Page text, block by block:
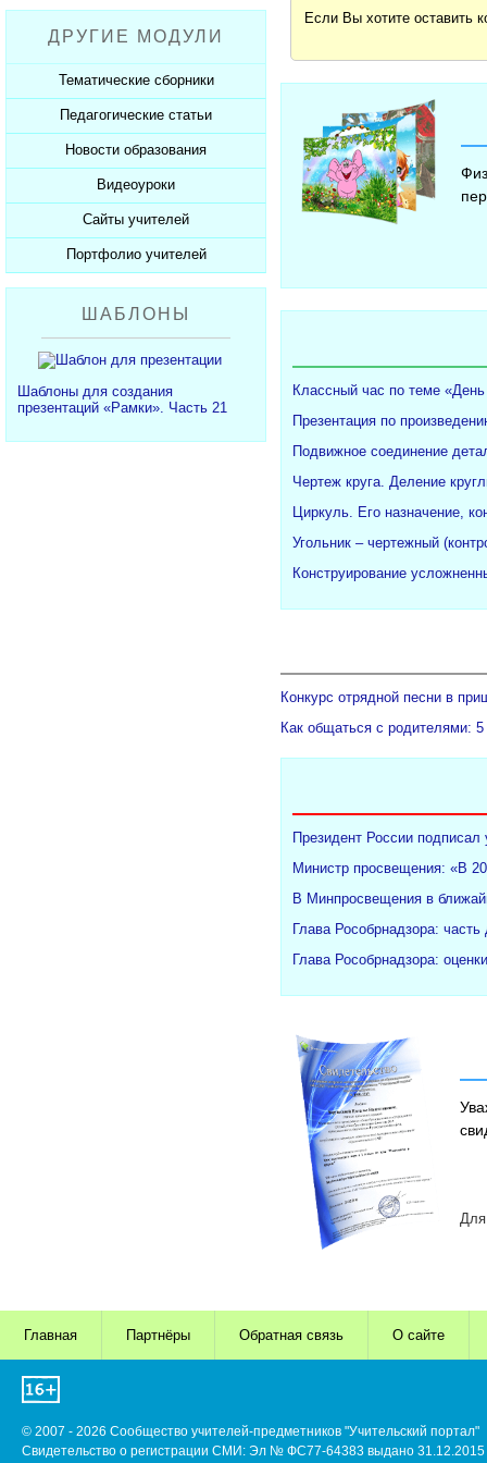
Пожарная безопасность
СанПиНы
Должностные обязанности
Планы, справки, протоколы
Презентации к Дню матери
Презентации к Новому году
Презентации к 23 февраля
Презентации к 8 марта
Презентации к Дню Победы
350 лет Петру I
Разработки учащихся
Софт для учителя
ДРУГИЕ МОДУЛИ
Тематические сборники
Сборники презентаций
Педагогические статьи
Каталог статей
Добавить статью
Новости образования
Новости образования
Видеоуроки
Видеоуроки ЕГЭ и ОГЭ
Сайты учителей
Каталог сайтов
Добавить сайт
Портфолио учителей
Каталог портфолио
Добавить портфолио
ШАБЛОНЫ
Шаблоны для создания
презентаций «Рамки». Часть 21
Если Вы хотите оставить
Классный час по теме
Презентация по
Подвижное соединение
Чертеж круга. Деление
Циркуль. Его назначение,
Угольник – чертежный
Конструирование
Конкурс отрядной песни в
Как общаться с родителями: 5
Президент России подписал
Министр просвещения: «В
В Минпросвещения в
Глава Рособрнадзора:
Глава Рособрнадзора:
Для
Главная Партнёры Обратная связь О сайте
© 2007 - 2026 Сообщество учителей-предметников "Учительский портал"
Свидетельство о регистрации СМИ: Эл № ФС77-64383 выдано 31.12.2015